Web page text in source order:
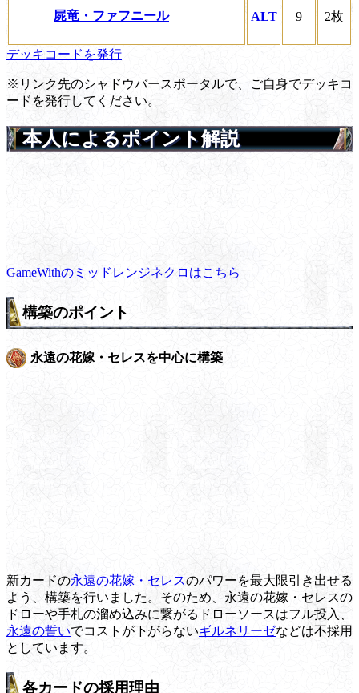
屍竜・ファフニール ALT 9 2枚
デッキコードを発行
※リンク先のシャドウバースポータルで、ご自身でデッキコ
ードを発行してください。
本人によるポイント解説
GameWithのミッドレンジネクロはこちら
構築のポイント
永遠の花嫁・セレスを中心に構築
新カードの永遠の花嫁・セレスのパワーを最大限引き出せる
よう、構築を行いました。そのため、永遠の花嫁・セレスの
ドローや手札の溜め込みに繋がるドローソースはフル投入、
永遠の誓いでコストが下がらないギルネリーゼなどは不採用
としています。
各カードの採用理由